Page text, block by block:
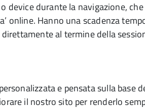
device durante la navigazione, che
online. Hanno una scadenza
al termine della
e pensata sulla base
il nostro sito per renderlo